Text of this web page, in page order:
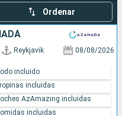
Ordenar
Reykjavik 08/08/2026
incluido
incluidas
AzAmazing incluidas
incluidas